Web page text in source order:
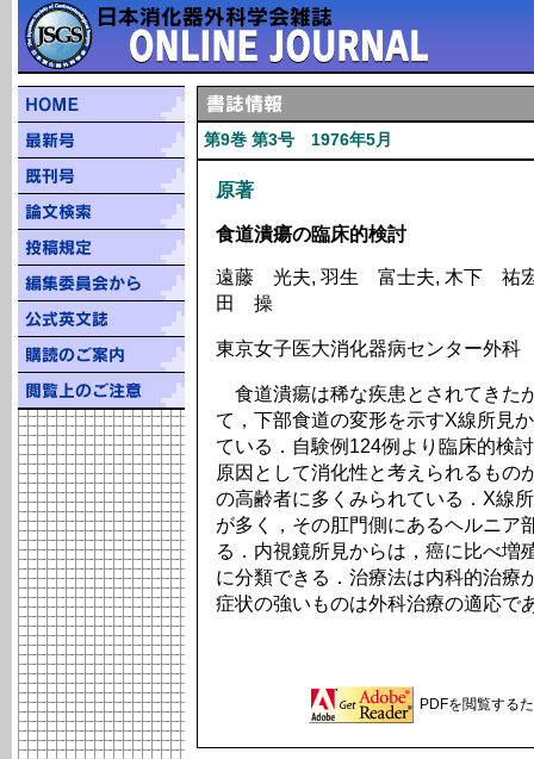
第9巻 第3号 1976年5月
原著
食道潰瘍の臨床的検討
遠藤 光夫, 羽生 富士夫, 木下 祐
田 操
東京女子医大消化器病センター外科
食道潰瘍は稀な疾患とされてきた
て，下部食道の変形を示すX線所見
ている．自験例124例より臨床的検
原因として消化性と考えられるもの
の高齢者に多くみられている．X線
が多く，その肛門側にあるヘルニア
る．内視鏡所見からは，癌に比べ増
に分類できる．治療法は内科的治療
症状の強いものは外科治療の適応で
PDFを閲覧する